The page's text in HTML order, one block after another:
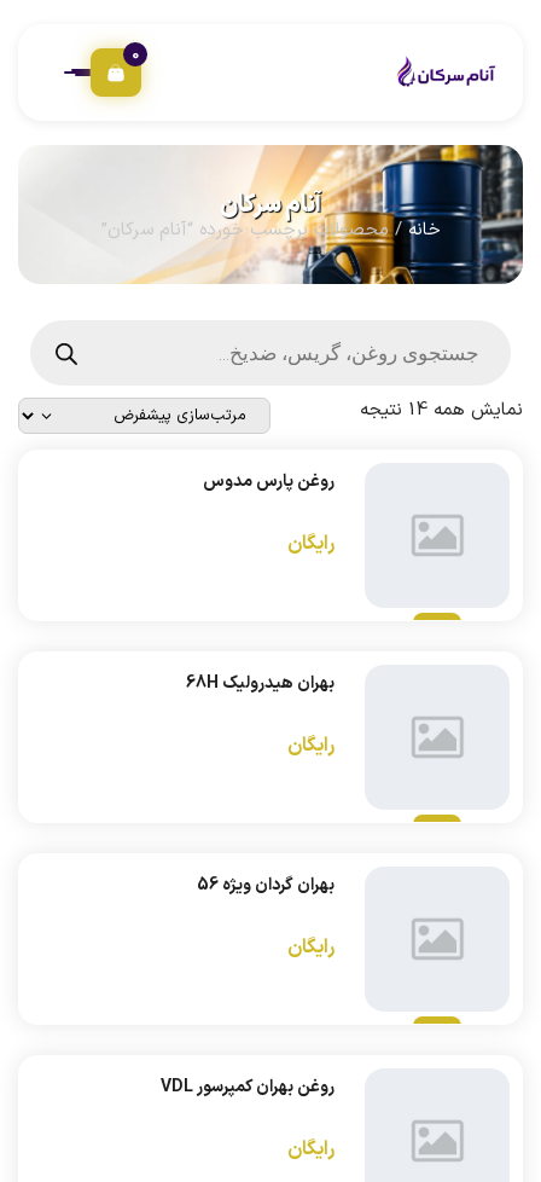
0
آنام سرکان
خانه/ محصولات برچسب خورده “آنام سرکان”
نمایش همه 14 نتیجه
روغن پارس مدوس
رایگان
بهران هیدرولیک 68H
رایگان
بهران گردان ویژه 56
رایگان
روغن بهران کمپرسور VDL
رایگان